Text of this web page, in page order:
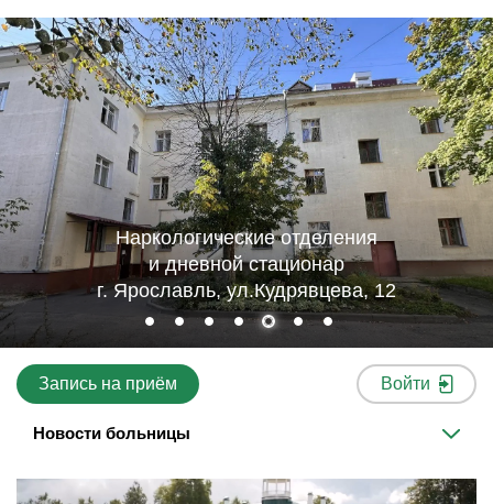
Наркологические отделения
и дневной стационар
г. Ярославль, ул.Кудрявцева, 12
Запись на приём Войти
Новости больницы